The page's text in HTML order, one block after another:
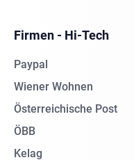
Firmen - Hi-Tech
Paypal
Wiener Wohnen
Österreichische Post
ÖBB
Kelag